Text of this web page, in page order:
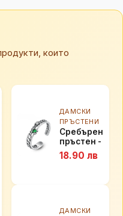
които
ДАМСКИ
ПРЪСТЕНИ
Сребърен
пръстен -
Магия
18.90 лв
ДАМСКИ